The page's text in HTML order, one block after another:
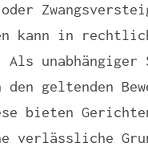
kann in
Als
den geltenden
bieten
verlässliche